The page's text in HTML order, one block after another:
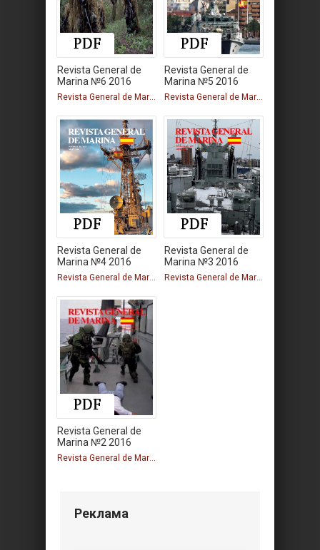
Revista General de
Marina №6 2016
Revista General de Marina
Revista General de
Marina №5 2016
Revista General de Marina
Revista General de
Marina №4 2016
Revista General de Marina
Revista General de
Marina №3 2016
Revista General de Marina
Revista General de
Marina №2 2016
Revista General de Marina
Реклама